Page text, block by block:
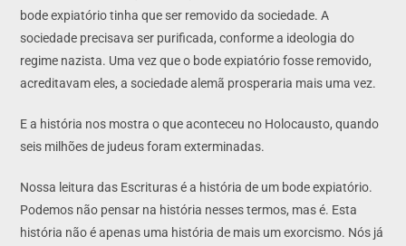
bode expiatório tinha que ser removido da sociedade. A
sociedade precisava ser purificada, conforme a ideologia do
regime nazista. Uma vez que o bode expiatório fosse removido,
acreditavam eles, a sociedade alemã prosperaria mais uma vez.
E a história nos mostra o que aconteceu no Holocausto, quando
seis milhões de judeus foram exterminadas.
Nossa leitura das Escrituras é a história de um bode expiatório.
Podemos não pensar na história nesses termos, mas é. Esta
história não é apenas uma história de mais um exorcismo. Nós já